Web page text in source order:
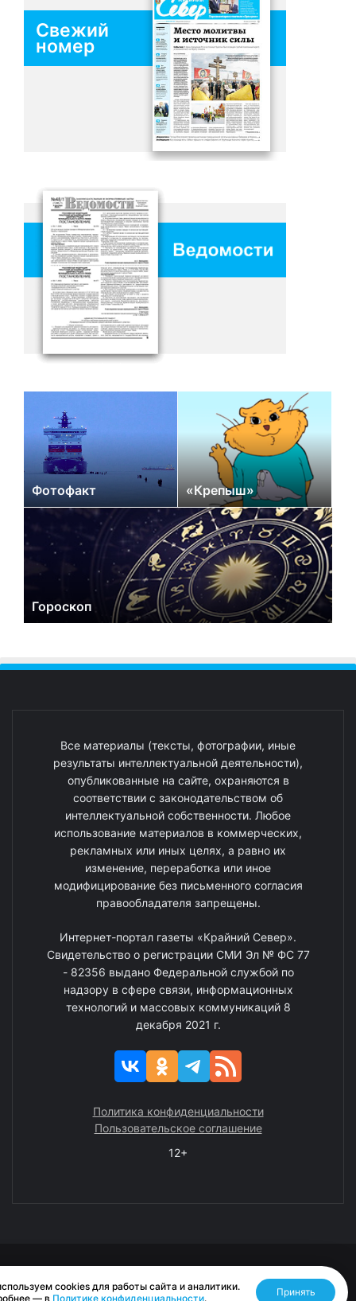
Свежий
номер
Фотофакт «Крепыш»
Гороскоп
Все материалы (тексты, фотографии, иные
результаты интеллектуальной деятельности),
опубликованные на сайте, охраняются в
соответствии с законодательством об
интеллектуальной собственности. Любое
использование материалов в коммерческих,
рекламных или иных целях, а равно их
изменение, переработка или иное
модифицирование без письменного согласия
правообладателя запрещены.
Интернет-портал газеты «Крайний Север».
Свидетельство о регистрации СМИ Эл № ФС 77
- 82356 выдано Федеральной службой по
надзору в сфере связи, информационных
технологий и массовых коммуникаций 8
декабря 2021 г.
Политика конфиденциальности
Пользовательское соглашение
12+
Разработано RASA
cookies для работы сайта и аналитики.
— в Политике конфиденциальности.
Принять